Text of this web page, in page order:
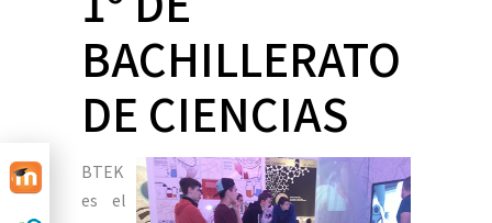
BACHILLERATO
DE CIENCIAS
BTEK
es el